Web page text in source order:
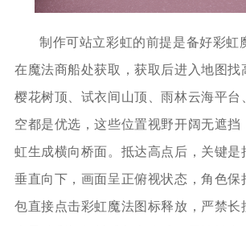
制作可站立彩虹的前提是备好彩虹
在魔法商船处获取，获取后进入地图找
樱花树顶、试衣间山顶、雨林云海平台
空都是优选，这些位置视野开阔无遮挡
虹生成横向桥面。抵达高点后，关键是
垂直向下，画面呈正俯视状态，角色保
包直接点击彩虹魔法图标释放，严禁长